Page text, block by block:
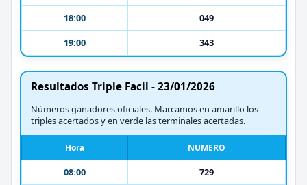
18:00
049
19:00
343
Resultados Triple Facil - 23/01/2026
Números ganadores oficiales. Marcamos en amarillo los
triples acertados y en verde las terminales acertadas.
Hora NUMERO
08:00
729